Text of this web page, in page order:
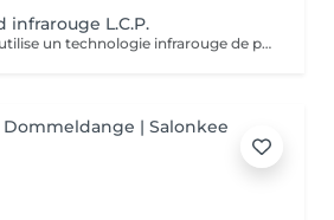
infrarouge L.C.P.
Le masque Led L.C.P. utilise un technologie infrarouge de pointe qui stimule la vitalité et amplifie les traitements de la peau. Réduit les signes du vieillissent, aide a réduire les imperfections ,illumine la peau, aide au renouvellement cellulaire ,atténue les rougeur de la peau